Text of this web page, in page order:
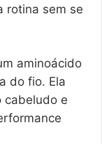
rotina sem se
aminoácido
do fio. Ela
cabeludo e